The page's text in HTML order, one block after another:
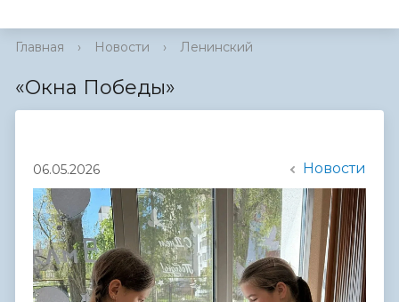
Главная › Новости › Ленинский
«Окна Победы»
06.05.2026 Новости